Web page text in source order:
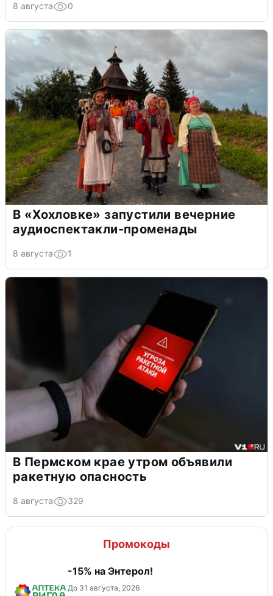
8 августа 0
В «Хохловке» запустили вечерние
аудиоспектакли-променады
8 августа 1
В Пермском крае утром объявили
ракетную опасность
8 августа 329
Промокоды
-15% на Энтерол!
До 31 августа, 2026